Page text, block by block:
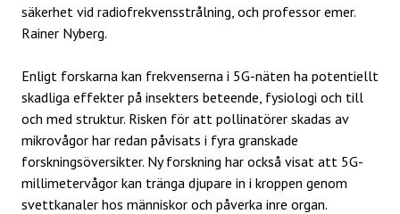
säkerhet vid radiofrekvensstrålning, och professor emer.
Rainer Nyberg.
Enligt forskarna kan frekvenserna i 5G-näten ha potentiellt
skadliga effekter på insekters beteende, fysiologi och till
och med struktur. Risken för att pollinatörer skadas av
mikrovågor har redan påvisats i fyra granskade
forskningsöversikter. Ny forskning har också visat att 5G-
millimetervågor kan tränga djupare in i kroppen genom
svettkanaler hos människor och påverka inre organ.